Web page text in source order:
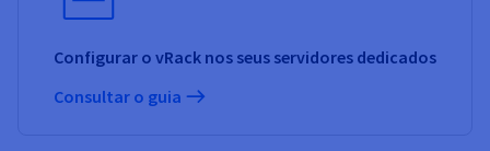
Configurar o vRack nos seus servidores dedicados
Consultar o guia